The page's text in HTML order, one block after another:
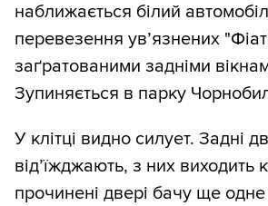
наближається білий
перевезення ув’язнених
заґратованими задніми
Зупиняється в парку
У клітці видно силует. Задні
від’їжджають, з них виходить
прочинені двері бачу ще